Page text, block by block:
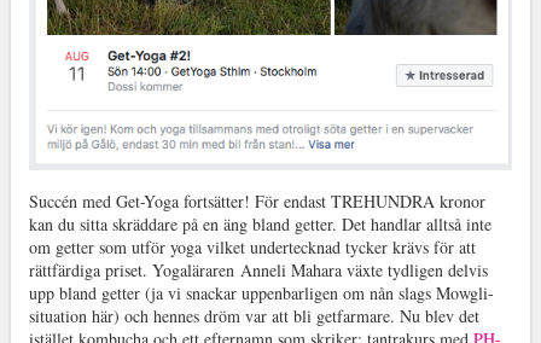
Succén med Get-Yoga fortsätter! För endast TREHUNDRA kronor
kan du sitta skräddare på en äng bland getter. Det handlar alltså inte
om getter som utför yoga vilket undertecknad tycker krävs för att
rättfärdiga priset. Yogaläraren Anneli Mahara växte tydligen delvis
upp bland getter (ja vi snackar uppenbarligen om nån slags Mowgli-
situation här) och hennes dröm var att bli getfarmare. Nu blev det